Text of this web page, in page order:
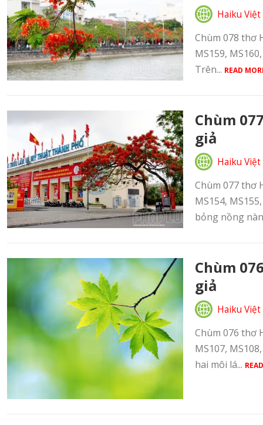
Haiku Việt
Chùm 078 thơ
MS159,
Trên... READ
Chùm
giả
Haiku Việt
Chùm 077 thơ
MS154,
bỏng nồng
Chùm
giả
Haiku Việt
Chùm 076 thơ
MS107,
hai môi lá...